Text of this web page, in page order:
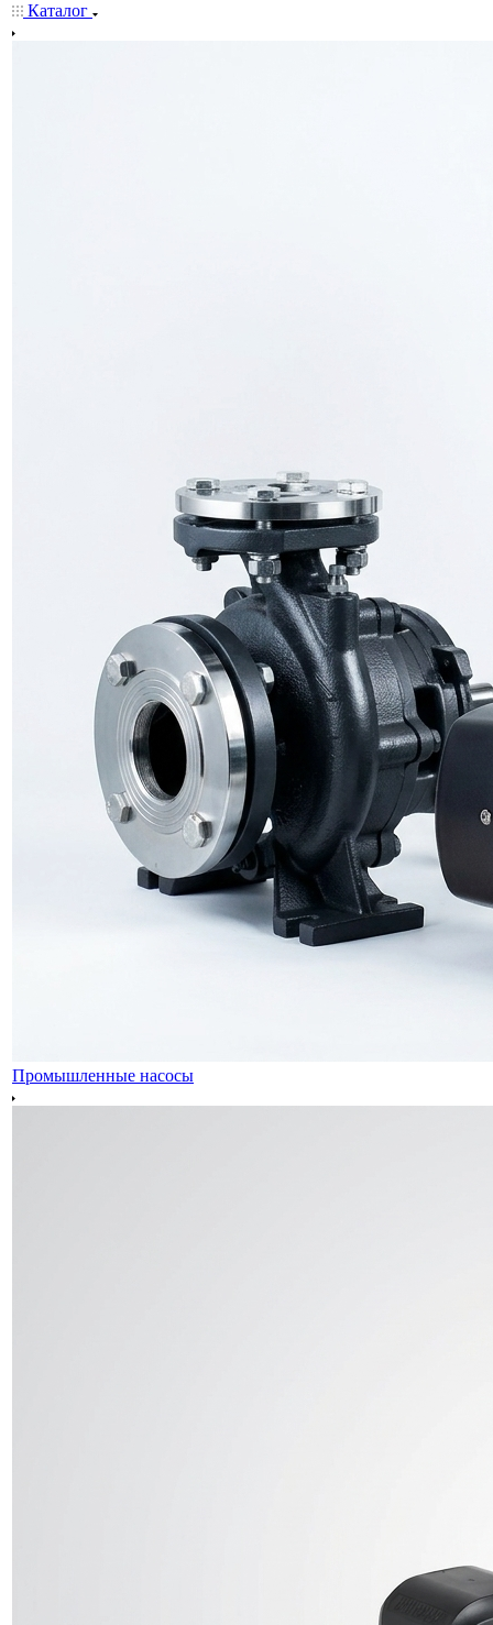
Каталог
Промышленные насосы